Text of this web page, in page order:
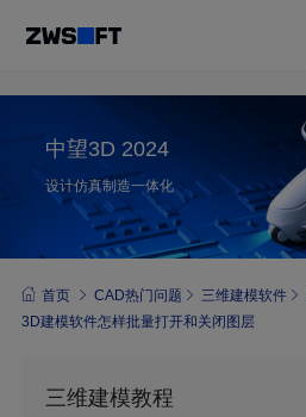
中望3D 2024
设计仿真制造一体化
首页 CAD热门问题 三维建模软件
3D建模软件怎样批量打开和关闭图层
三维建模教程